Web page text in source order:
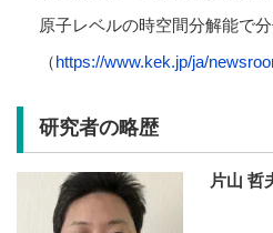
原子レベルの時空間分解能で
（https://www.kek.jp/ja/
研究者の略歴
片山 哲